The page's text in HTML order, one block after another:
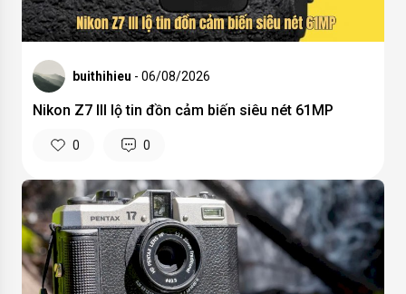
buithihieu - 06/08/2026
Nikon Z7 III lộ tin đồn cảm biến siêu nét 61MP
0 0